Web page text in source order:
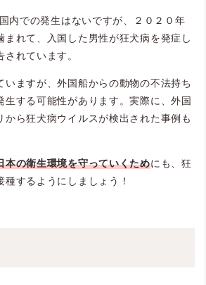
内での発生はないですが、２０２０年
まれて、入国した男性が狂犬病を発症し
れています。
いますが、外国船からの動物の不法持ち
生する可能性があります。実際に、外国
から狂犬病ウイルスが検出された事例も
本の衛生環境を守っていくためにも、狂
するようにしましょう！